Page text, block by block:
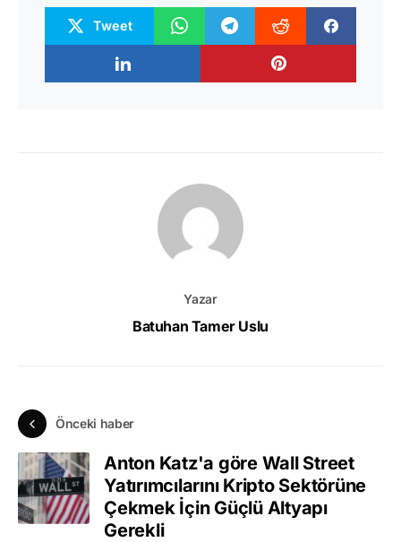
Tweet
Yazar
Batuhan Tamer Uslu
Önceki haber
Anton Katz'a göre Wall Street
Yatırımcılarını Kripto Sektörüne
Çekmek İçin Güçlü Altyapı
Gerekli